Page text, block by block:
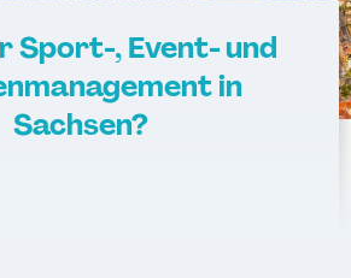
Sport-, Event- und
in
Sachsen?